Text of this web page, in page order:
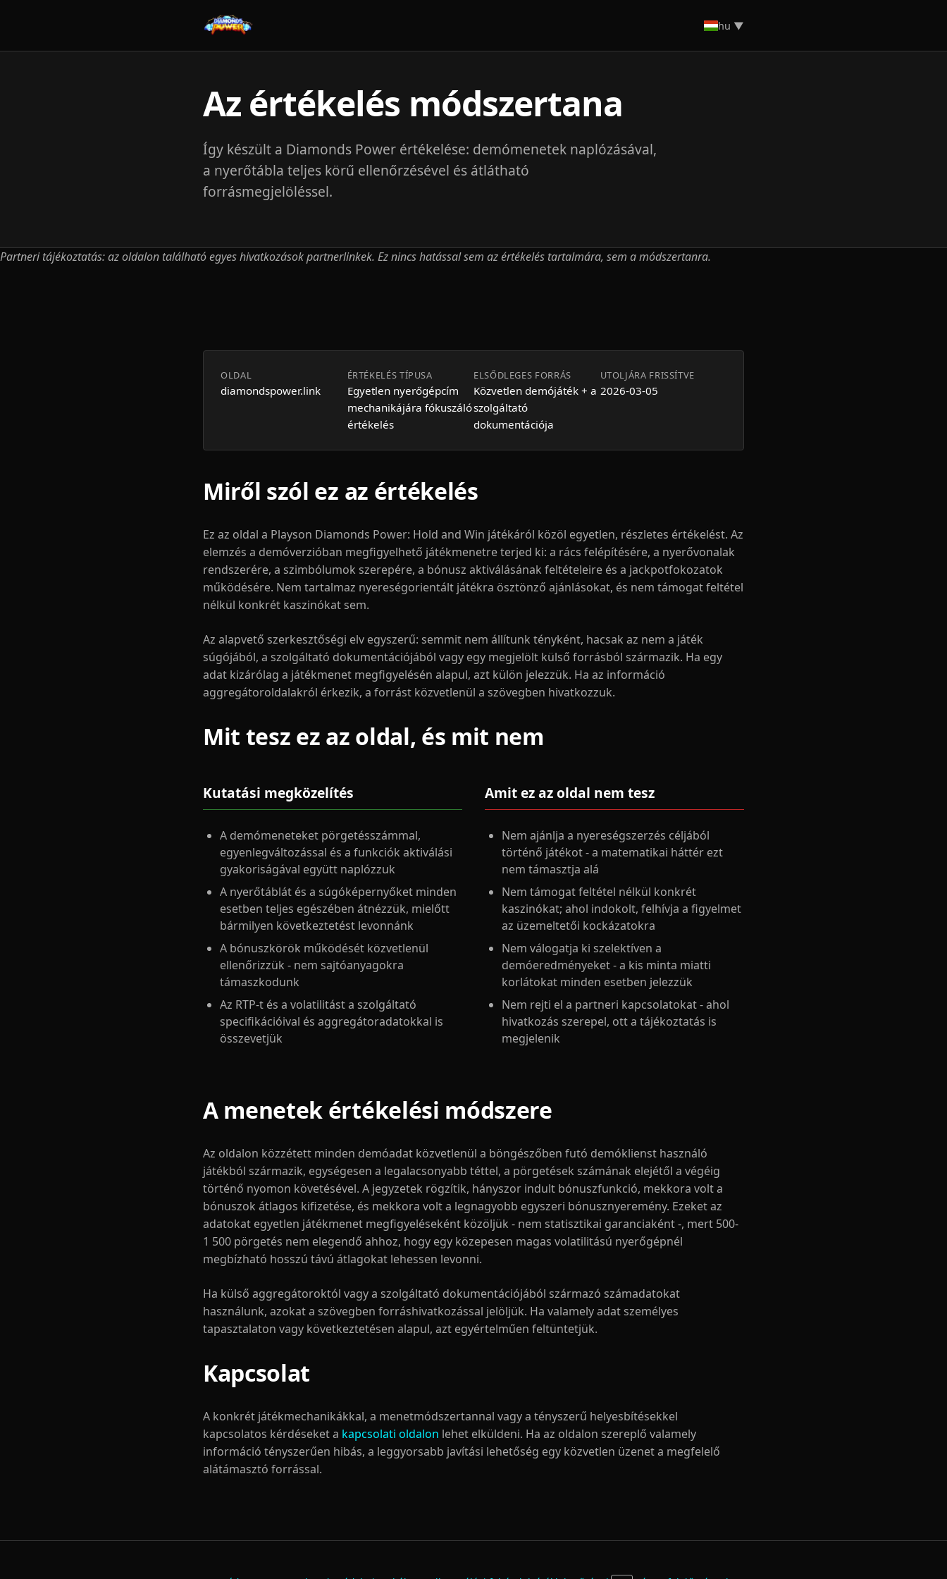
hu ▼
Az értékelés módszertana
Így készült a Diamonds Power értékelése: demómenetek naplózásával,
a nyerőtábla teljes körű ellenőrzésével és átlátható
forrásmegjelöléssel.
Partneri tájékoztatás: az oldalon található egyes hivatkozások partnerlinkek. Ez nincs hatással sem az értékelés tartalmára, sem a módszertanra.
OLDAL
diamondspower.link
ÉRTÉKELÉS TÍPUSA
Egyetlen nyerőgépcím
mechanikájára fókuszáló
értékelés
ELSŐDLEGES FORRÁS
Közvetlen demójáték + a
szolgáltató
dokumentációja
UTOLJÁRA FRISSÍTVE
2026-03-05
Miről szól ez az értékelés
Ez az oldal a Playson Diamonds Power: Hold and Win játékáról közöl egyetlen, részletes értékelést. Az
elemzés a demóverzióban megfigyelhető játékmenetre terjed ki: a rács felépítésére, a nyerővonalak
rendszerére, a szimbólumok szerepére, a bónusz aktiválásának feltételeire és a jackpotfokozatok
működésére. Nem tartalmaz nyereségorientált játékra ösztönző ajánlásokat, és nem támogat feltétel
nélkül konkrét kaszinókat sem.
Az alapvető szerkesztőségi elv egyszerű: semmit nem állítunk tényként, hacsak az nem a játék
súgójából, a szolgáltató dokumentációjából vagy egy megjelölt külső forrásból származik. Ha egy
adat kizárólag a játékmenet megfigyelésén alapul, azt külön jelezzük. Ha az információ
aggregátoroldalakról érkezik, a forrást közvetlenül a szövegben hivatkozzuk.
Mit tesz ez az oldal, és mit nem
Kutatási megközelítés
A demómeneteket pörgetésszámmal,
egyenlegváltozással és a funkciók aktiválási
gyakoriságával együtt naplózzuk
A nyerőtáblát és a súgóképernyőket minden
esetben teljes egészében átnézzük, mielőtt
bármilyen következtetést levonnánk
A bónuszkörök működését közvetlenül
ellenőrizzük - nem sajtóanyagokra
támaszkodunk
Az RTP-t és a volatilitást a szolgáltató
specifikációival és aggregátoradatokkal is
összevetjük
Amit ez az oldal nem tesz
Nem ajánlja a nyereségszerzés céljából
történő játékot - a matematikai háttér ezt
nem támasztja alá
Nem támogat feltétel nélkül konkrét
kaszinókat; ahol indokolt, felhívja a figyelmet
az üzemeltetői kockázatokra
Nem válogatja ki szelektíven a
demóeredményeket - a kis minta miatti
korlátokat minden esetben jelezzük
Nem rejti el a partneri kapcsolatokat - ahol
hivatkozás szerepel, ott a tájékoztatás is
megjelenik
A menetek értékelési módszere
Az oldalon közzétett minden demóadat közvetlenül a böngészőben futó demóklienst használó
játékból származik, egységesen a legalacsonyabb téttel, a pörgetések számának elejétől a végéig
történő nyomon követésével. A jegyzetek rögzítik, hányszor indult bónuszfunkció, mekkora volt a
bónuszok átlagos kifizetése, és mekkora volt a legnagyobb egyszeri bónusznyeremény. Ezeket az
adatokat egyetlen játékmenet megfigyeléseként közöljük - nem statisztikai garanciaként -, mert 500-
1 500 pörgetés nem elegendő ahhoz, hogy egy közepesen magas volatilitású nyerőgépnél
megbízható hosszú távú átlagokat lehessen levonni.
Ha külső aggregátoroktól vagy a szolgáltató dokumentációjából származó számadatokat
használunk, azokat a szövegben forráshivatkozással jelöljük. Ha valamely adat személyes
tapasztalaton vagy következtetésen alapul, azt egyértelműen feltüntetjük.
Kapcsolat
A konkrét játékmechanikákkal, a menetmódszertannal vagy a tényszerű helyesbítésekkel
kapcsolatos kérdéseket a kapcsolati oldalon lehet elküldeni. Ha az oldalon szereplő valamely
információ tényszerűen hibás, a leggyorsabb javítási lehetőség egy közvetlen üzenet a megfelelő
alátámasztó forrással.